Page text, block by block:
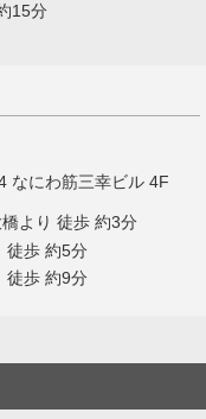
15分
なにわ筋三幸ビル 4F
より 徒歩 約3分
徒歩 約5分
徒歩 約9分